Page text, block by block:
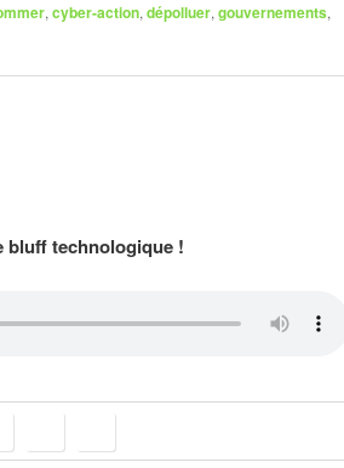
, cyber-action, dépolluer, gouvernements,
bluff technologique !